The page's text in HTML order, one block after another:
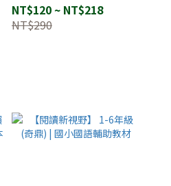
NT$120 ~ NT$218
NT$290